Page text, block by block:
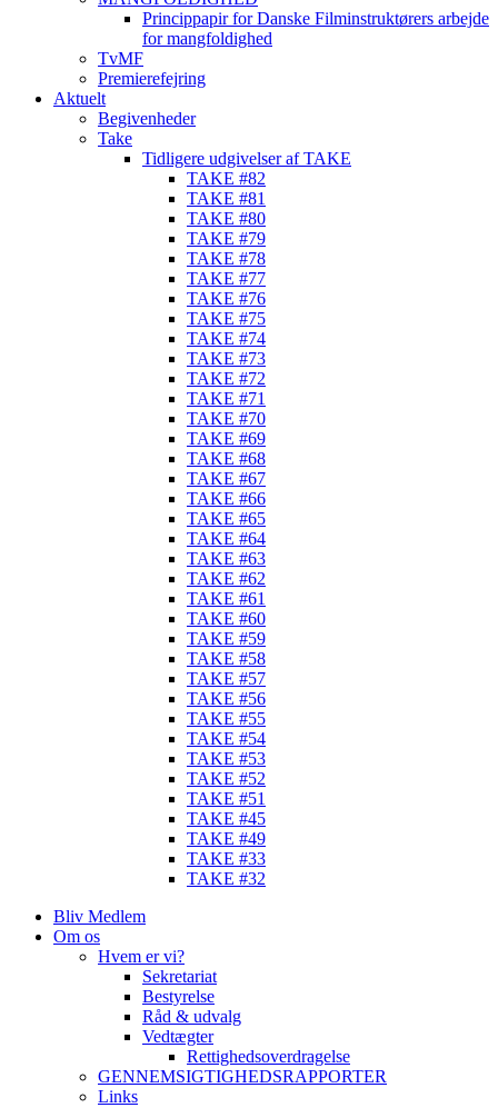
Princippapir for Danske Filminstruktørers arbejde
for mangfoldighed
TvMF
Premierefejring
Aktuelt
Begivenheder
Take
Tidligere udgivelser af TAKE
TAKE #82
TAKE #81
TAKE #80
TAKE #79
TAKE #78
TAKE #77
TAKE #76
TAKE #75
TAKE #74
TAKE #73
TAKE #72
TAKE #71
TAKE #70
TAKE #69
TAKE #68
TAKE #67
TAKE #66
TAKE #65
TAKE #64
TAKE #63
TAKE #62
TAKE #61
TAKE #60
TAKE #59
TAKE #58
TAKE #57
TAKE #56
TAKE #55
TAKE #54
TAKE #53
TAKE #52
TAKE #51
TAKE #45
TAKE #49
TAKE #33
TAKE #32
Bliv Medlem
Om os
Hvem er vi?
Sekretariat
Bestyrelse
Råd & udvalg
Vedtægter
Rettighedsoverdragelse
GENNEMSIGTIGHEDSRAPPORTER
Links